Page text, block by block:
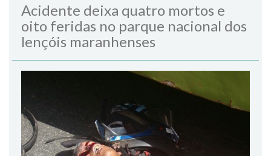
Acidente deixa quatro mortos e
oito feridas no parque nacional dos
lençóis maranhenses